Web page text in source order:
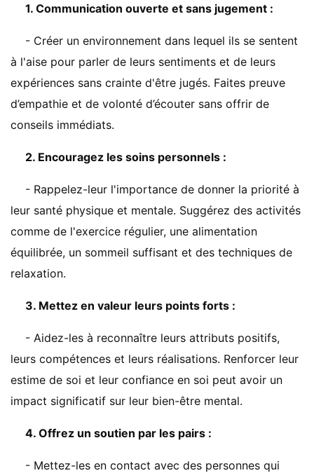
1. Communication ouverte et sans jugement :
- Créer un environnement dans lequel ils se sentent
à l'aise pour parler de leurs sentiments et de leurs
expériences sans crainte d'être jugés. Faites preuve
d’empathie et de volonté d’écouter sans offrir de
conseils immédiats.
2. Encouragez les soins personnels :
- Rappelez-leur l'importance de donner la priorité à
leur santé physique et mentale. Suggérez des activités
comme de l'exercice régulier, une alimentation
équilibrée, un sommeil suffisant et des techniques de
relaxation.
3. Mettez en valeur leurs points forts :
- Aidez-les à reconnaître leurs attributs positifs,
leurs compétences et leurs réalisations. Renforcer leur
estime de soi et leur confiance en soi peut avoir un
impact significatif sur leur bien-être mental.
4. Offrez un soutien par les pairs :
- Mettez-les en contact avec des personnes qui